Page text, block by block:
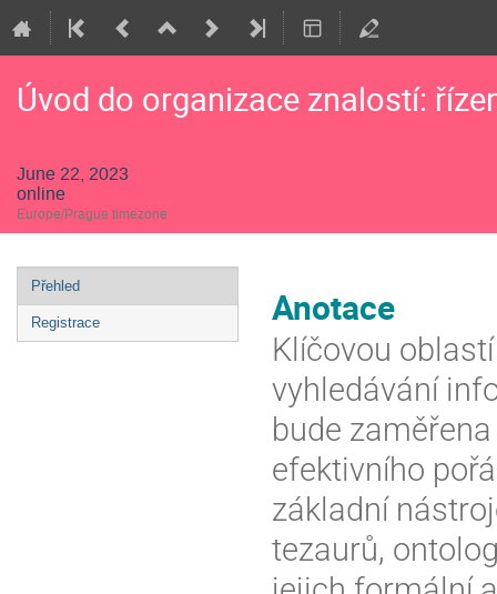
Úvod do organizace znalostí:
June 22, 2023
online
Europe/Prague timezone
Event
menu
Přehled
Registrace Anotace
Klíčovou
vyhledávání
bude
efektivního
základní
tezaurů,